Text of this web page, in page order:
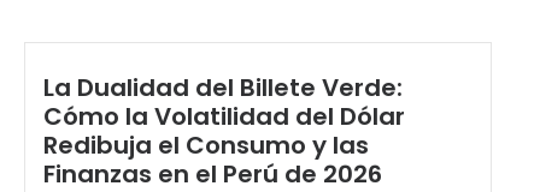
La Dualidad del Billete Verde:
Cómo la Volatilidad del Dólar
Redibuja el Consumo y las
Finanzas en el Perú de 2026